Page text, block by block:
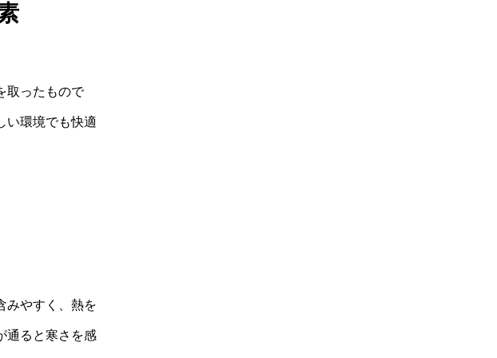
取ったもので
い環境でも快適
みやすく、熱を
通ると寒さを感